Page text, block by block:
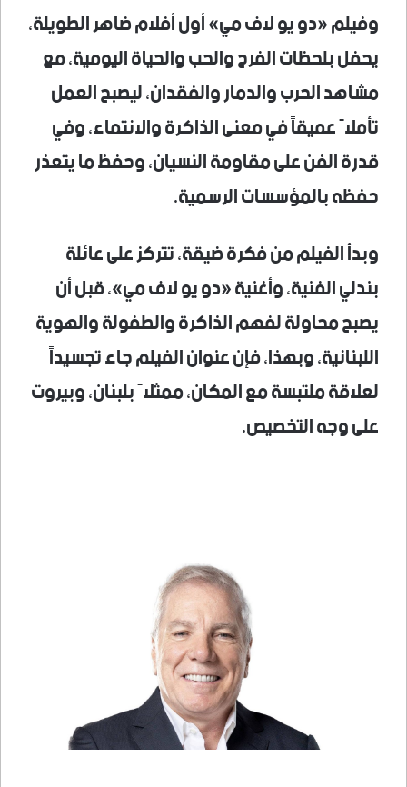
وفيلم «دو يو لاف مي» أول أفلام ضاهر الطويلة،
يحفل بلحظات الفرح والحب والحياة اليومية، مع
مشاهد الحرب والدمار والفقدان، ليصبح العمل
تأملاً عميقاً في معنى الذاكرة والانتماء، وفي
قدرة الفن على مقاومة النسيان، وحفظ ما يتعذر
حفظه بالمؤسسات الرسمية.
وبدأ الفيلم من فكرة ضيقة، تتركز على عائلة
بندلي الفنية، وأغنية «دو يو لاف مي»، قبل أن
يصبح محاولة لفهم الذاكرة والطفولة والهوية
اللبنانية، وبهذا، فإن عنوان الفيلم جاء تجسيداً
لعلاقة ملتبسة مع المكان، ممثلاً بلبنان، وبيروت
على وجه التخصيص.